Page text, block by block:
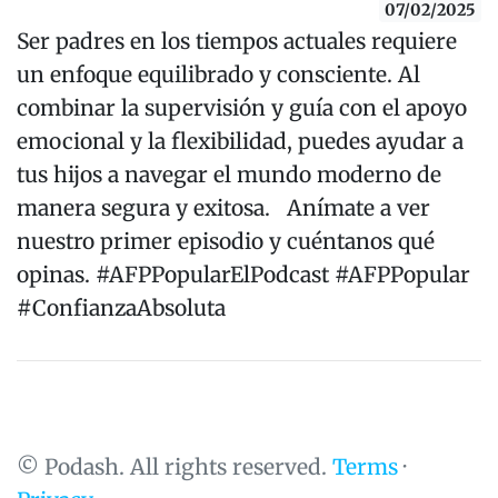
07/02/2025
Ser padres en los tiempos actuales requiere
un enfoque equilibrado y consciente. Al
combinar la supervisión y guía con el apoyo
emocional y la flexibilidad, puedes ayudar a
tus hijos a navegar el mundo moderno de
manera segura y exitosa. Anímate a ver
nuestro primer episodio y cuéntanos qué
opinas. #AFPPopularElPodcast #AFPPopular
#ConfianzaAbsoluta
© Podash. All rights reserved. Terms·